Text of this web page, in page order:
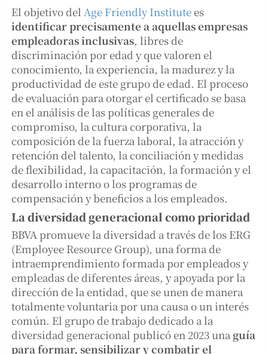
El objetivo del Age Friendly Institutees
identificar precisamente a aquellas empresas
empleadoras inclusivas, libres de
discriminación por edad y que valoren el
conocimiento, la experiencia, la madurez y la
productividad de este grupo de edad. El proceso
de evaluación para otorgar el certificado se basa
en el análisis de las políticas generales de
compromiso, la cultura corporativa, la
composición de la fuerza laboral, la atracción y
retención del talento, la conciliación y medidas
de flexibilidad, la capacitación, la formación y el
desarrollo interno o los programas de
compensación y beneficios a los empleados.
La diversidad generacional como prioridad
BBVA promueve la diversidad a través de los ERG
(Employee Resource Group), una forma de
intraemprendimiento formada por empleados y
empleadas de diferentes áreas, y apoyada por la
dirección de la entidad, que se unen de manera
totalmente voluntaria por una causa o un interés
común. El grupo de trabajo dedicado a la
diversidad generacional publicó en 2023 una guía
para formar, sensibilizar y combatir el